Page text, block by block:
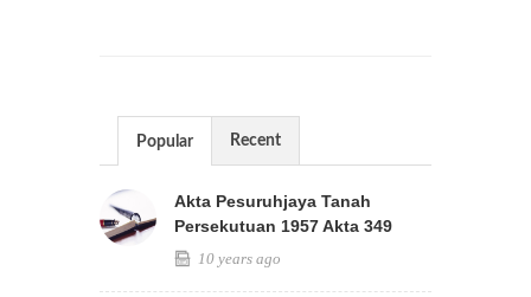
Popular Recent
Akta Pesuruhjaya Tanah
Persekutuan 1957 Akta 349
10 years ago